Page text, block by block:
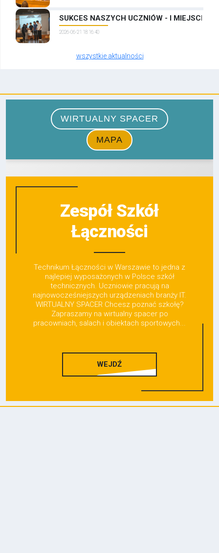
SUKCES NASZYCH UCZNIÓW - I MIEJSCE W
2026-06-21 18:16:40
wszystkie aktualności
Zespół Szkół
Łączności
Technikum Łączności w Warszawie to jedna z
najlepiej wyposażonych w Polsce szkół
technicznych. Uczniowie pracują na
najnowocześniejszych urządzeniach branży IT.
WIRTUALNY SPACER Chcesz poznać szkołę?
Zapraszamy na wirtualny spacer po
pracowniach, salach i obiektach sportowych...
WEJDŹ